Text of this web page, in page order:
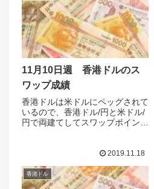
11月10日週 香港ドルのス
ワップ成績
香港ドルは米ドルにペッグされて
いるので、香港ドル/円と米ドル/
円で両建てしてスワップポイント
ル/円と米ドル/円でポジションを
やってみるとスワップの額が...
2019.11.18
香港ドル